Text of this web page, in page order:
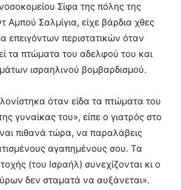
Σίφα της πόλης της
Αμπού Σαλμίγια, είχε βάρδια χθες
επειγόντων περιστατικών όταν
τα πτώματα του αδελφού του και
ισραηλινού βομβαρδισμού.
όταν είδα τα πτώματα του
γυναίκας του», είπε ο γιατρός στο
πιθανά τώρα, να παραλάβεις
αγαπημένους σου. Τα
(του Ισραήλ) συνεχίζονται κι ο
δεν σταματά να αυξάνεται».